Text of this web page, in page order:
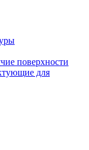
поверхности
для